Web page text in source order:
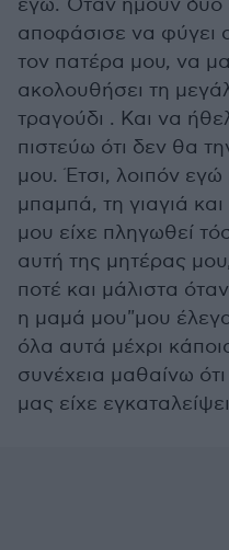
εγώ. Όταν ήμουν δύο
αποφάσισε να φύγει
τον πατέρα μου, να
ακολουθήσει τη
τραγούδι . Και να
πιστεύω ότι δεν θα
μου. Έτσι, λοιπόν
μπαμπά, τη γιαγιά
μου είχε πληγωθεί
αυτή της μητέρας
ποτέ και μάλιστα
η μαμά μου"μου
όλα αυτά μέχρι
συνέχεια μαθαίνω ότι
μας είχε